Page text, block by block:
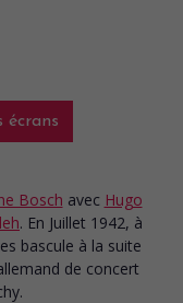
écrans
Bosch avec Hugo
. En Juillet 1942, à
bascule à la suite
de concert